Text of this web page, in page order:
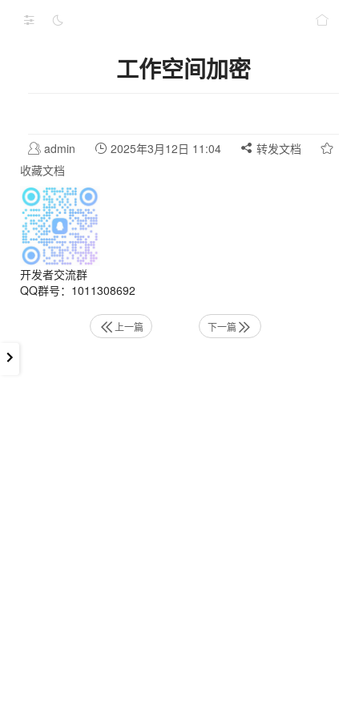
工作空间加密
admin 2025年3月12日 11:04
转发文档
收藏文档
开发者交流群
QQ群号：1011308692
上一篇 下一篇